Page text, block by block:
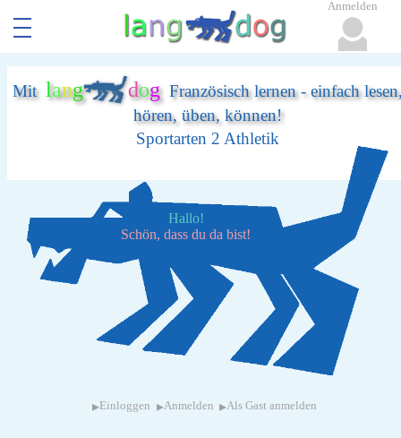
Mit lang dogFranzösisch lernen - einfach
hören, üben, können!
Sportarten 2 Athletik
Hallo!
Schön, dass du da bist!
▸ Einloggen ▸Anmelden ▸Als Gast anmelden
Anmelden